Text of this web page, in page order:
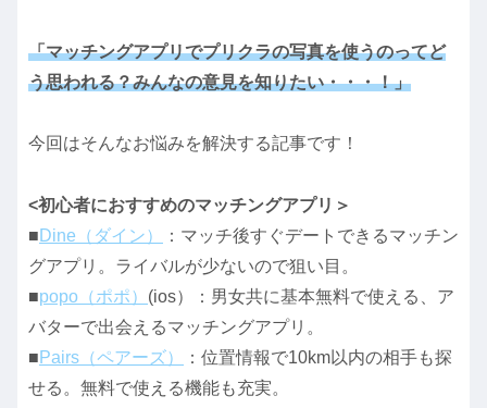
「マッチングアプリでプリクラの写真を使うのってど
う思われる？みんなの意見を知りたい・・・！」
今回はそんなお悩みを解決する記事です！
<初心者におすすめのマッチングアプリ＞
■ Dine（ダイン）
：マッチ後すぐデートできるマッチン
グアプリ。ライバルが少ないので狙い目。
■popo（ポポ） (ios）：男女共に基本無料で使える、ア
バターで出会えるマッチングアプリ。
■ Pairs（ペアーズ）
：位置情報で10km以内の相手も探
せる。無料で使える機能も充実。